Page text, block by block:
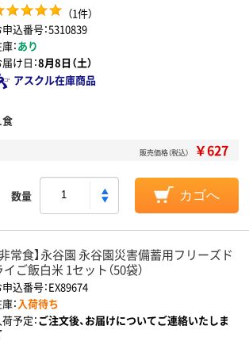
（1件）
込番号：5310839
：あり
け日：8月8日（土）
アスクル在庫商品
食
販売価格（税込） ￥627
数量 カゴへ
非常食】永谷園 永谷園災害備蓄用フリーズド
イご飯白米 1セット（50袋）
込番号：EX89674
： 入荷待ち
荷予定：ご注文後、お届けについてご連絡いたしま